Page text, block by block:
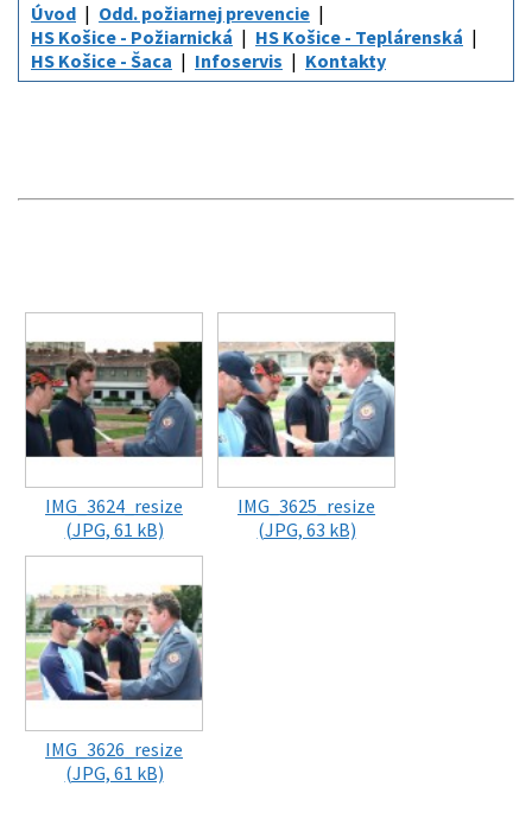
Úvod
Odd. požiarnej prevencie
HS Košice - Požiarnická
HS Košice - Teplárenská
HS Košice - Šaca
Infoservis Kontakty
IMG_3624_resize
(JPG, 61 kB)
IMG_3625_resize
(JPG, 63 kB)
IMG_3626_resize
(JPG, 61 kB)